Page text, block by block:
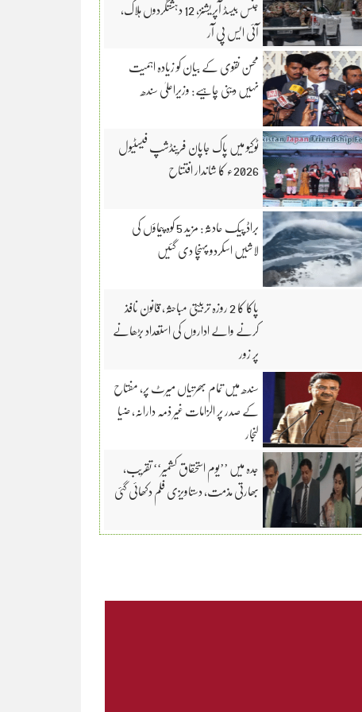
جنس بیسڈ آپریشنز، 12 دہشتگردوں ہلاک،
آئی ایس پی آر
محسن نقوی کے بیان کو زیادہ اہمیت
نہیں دینی چاہیے: وزیراعلیٰ سندھ
ٹوکیو میں پاک جاپان فرینڈشپ فیسٹیول
2026ء کا شاندار افتتاح
براڈ پیک حادثہ: مزید 5 کوہ پیماؤں کی
لاشیں اسکردو پہنچا دی گئیں
پاکا کا 2 روزہ تربیتی مباحثہ، قانون نافذ
کرنے والے اداروں کی استعداد بڑھانے
پر زور
سندھ میں تمام بھرتیاں میرٹ پر، مفتاح
کے صدر پر الزامات غیر ذمہ دارانہ، ضیا
لنجار
جدہ میں ’’یوم استحقاق کشمیر‘‘ تقریب،
بھارتی مذمت، دستاویزی فلم دکھائی گئی